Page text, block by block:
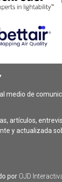
medio de
artículos,
y actualizada
por OJD